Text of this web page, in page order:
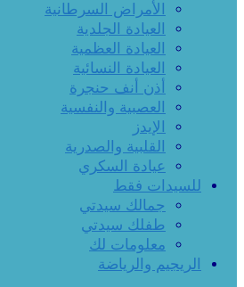
الأمراض السرطانية
العيادة الجلدية
العيادة العظمية
العيادة النسائية
أذن أنف حنجرة
العصبية والنفسية
الإيدز
القلبية والصدرية
عيادة السكري
للسيدات فقط
جمالك سيدتي
طفلك سيدتي
معلومات لك
الريجيم والرياضة